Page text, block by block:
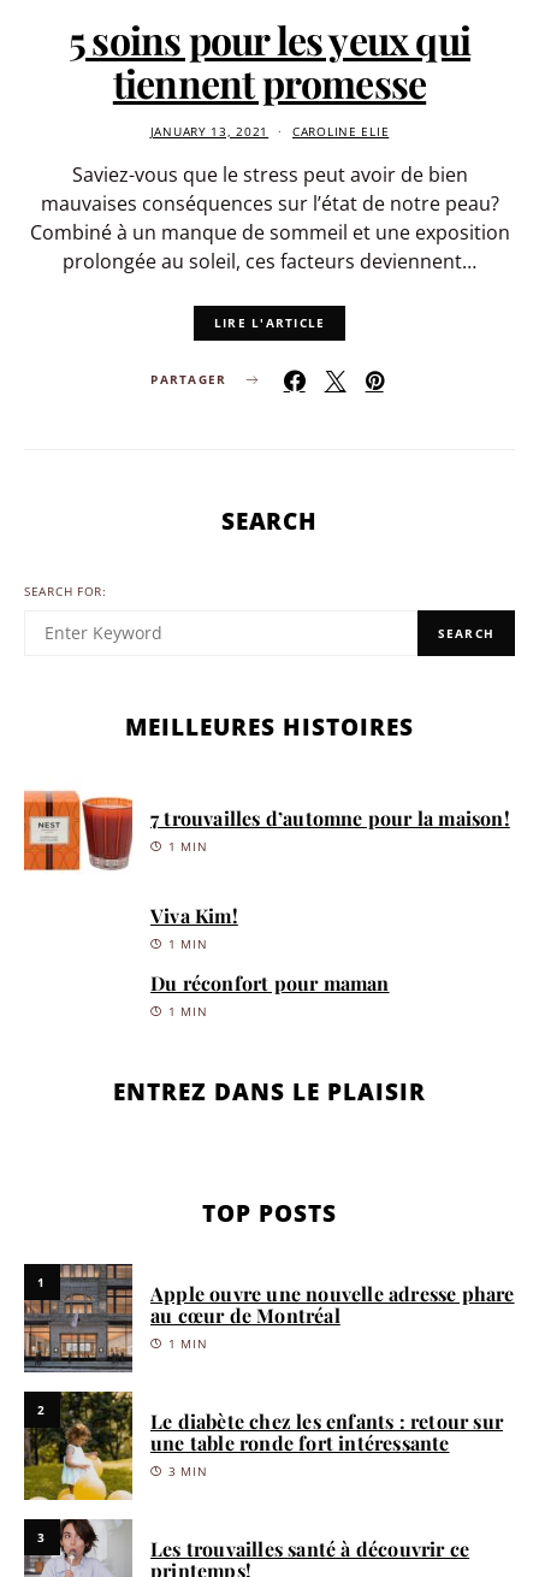
5 soins pour les yeux qui
tiennent promesse
JANUARY 13, 2021 CAROLINE ELIE
Saviez-vous que le stress peut avoir de bien
mauvaises conséquences sur l’état de notre peau?
Combiné à un manque de sommeil et une exposition
prolongée au soleil, ces facteurs deviennent…
LIRE L'ARTICLE
PARTAGER
SEARCH
SEARCH FOR:
SEARCH
MEILLEURES HISTOIRES
7 trouvailles d’automne pour la maison!
1 MIN
Viva Kim!
1 MIN
Du réconfort pour maman
1 MIN
ENTREZ DANS LE PLAISIR
TOP POSTS
1
Apple ouvre une nouvelle adresse phare
au cœur de Montréal
1 MIN
2
Le diabète chez les enfants : retour sur
une table ronde fort intéressante
3 MIN
3
Les trouvailles santé à découvrir ce
printemps!